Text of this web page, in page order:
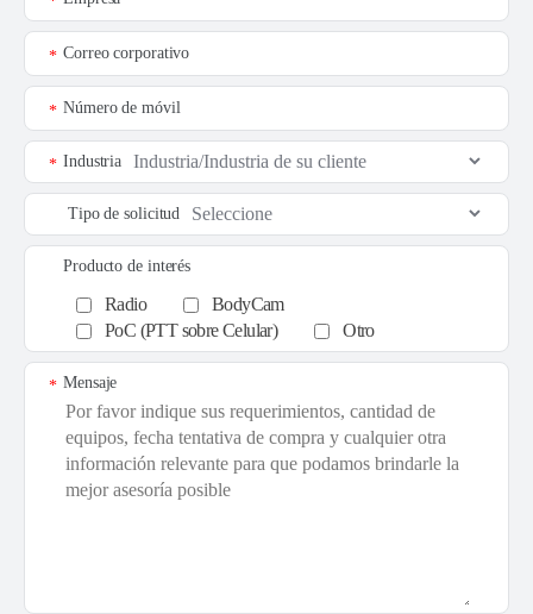
Correo corporativo
*
Número de móvil
*
Industria
*
Tipo de solicitud
Producto de interés
Radio
BodyCam
PoC (PTT sobre Celular)
Otro
Mensaje
*